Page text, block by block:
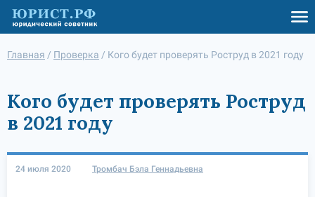
Главная / Проверка / Кого будет проверять Роструд в 2021 году
Кого будет проверять Роструд
в 2021 году
24 июля 2020 Тромбач Бэла Геннадьевна